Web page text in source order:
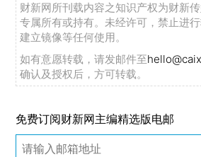
财新网所刊载内容之知识产权为财新
专属所有或持有。未经许可，禁止进
建立镜像等任何使用。
如有意愿转载，请发邮件至
确认及授权后，方可转载。
免费订阅财新网主编精选版电邮